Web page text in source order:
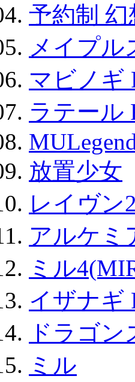
予約制
メイプル
マビノギ
ラテール
放置少女
レイヴン
アルケミ
ミル
イザナギ
ドラゴ
ミル